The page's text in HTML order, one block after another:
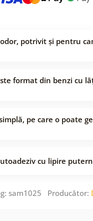
potrivit și pentru
format din benzi cu
pe care o poate
cu lipire
sam1025 Producător: